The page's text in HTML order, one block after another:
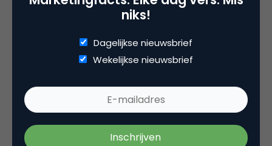
internetaanbieders ook dienstverleners worden en
dus belang hebben om eigen diensten te
De situatie in de telecomwereld is echter niet meer
opkomst
waarbij platformaanbieders bepalen wie
niks!
Dagelijkse nieuwsbrief
Wekelijkse nieuwsbrief